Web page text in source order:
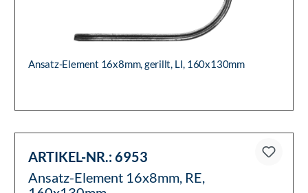
Ansatz-Element 16x8mm, gerillt, LI, 160x130mm
ARTIKEL-NR.:6953
Ansatz-Element 16x8mm, RE,